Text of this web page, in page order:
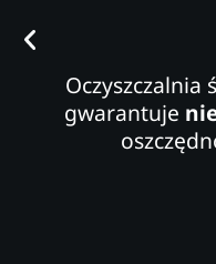
Oczyszczalnia
gwarantuje